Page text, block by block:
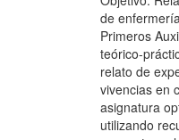
de
Primeros
teórico-
relato de
vivencias en
asignatura
utilizando